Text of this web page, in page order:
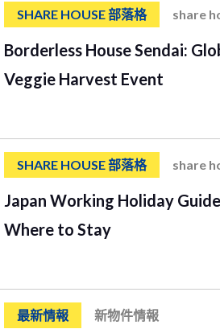
SHARE HOUSE 部落格 share
Borderless House Sendai:
Veggie Harvest Event
SHARE HOUSE 部落格 share
Japan Working Holiday
Where to Stay
最新情報 新物件情報